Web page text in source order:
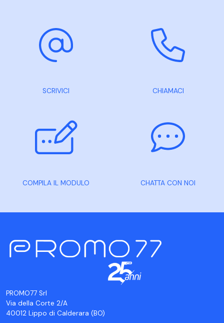
SCRIVICI CHIAMACI
COMPILA IL MODULO CHATTA CON NOI
PROMO77 Srl
Via della Corte 2/A
40012 Lippo di Calderara (BO)